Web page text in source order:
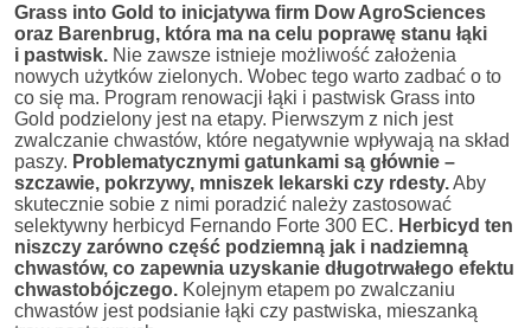
Grass into Gold to inicjatywa firm Dow AgroSciences
oraz Barenbrug, która ma na celu poprawę stanu łąki
i pastwisk. Nie zawsze istnieje możliwość założenia
nowych użytków zielonych. Wobec tego warto zadbać o to
co się ma. Program renowacji łąki i pastwisk Grass into
Gold podzielony jest na etapy. Pierwszym z nich jest
zwalczanie chwastów, które negatywnie wpływają na skład
paszy. Problematycznymi gatunkami są głównie –
szczawie, pokrzywy, mniszek lekarski czy rdesty.Aby
skutecznie sobie z nimi poradzić należy zastosować
selektywny herbicyd Fernando Forte 300 EC. Herbicyd ten
niszczy zarówno część podziemną jak i nadziemną
chwastów, co zapewnia uzyskanie długotrwałego efektu
chwastobójczego. Kolejnym etapem po zwalczaniu
chwastów jest podsianie łąki czy pastwiska, mieszanką